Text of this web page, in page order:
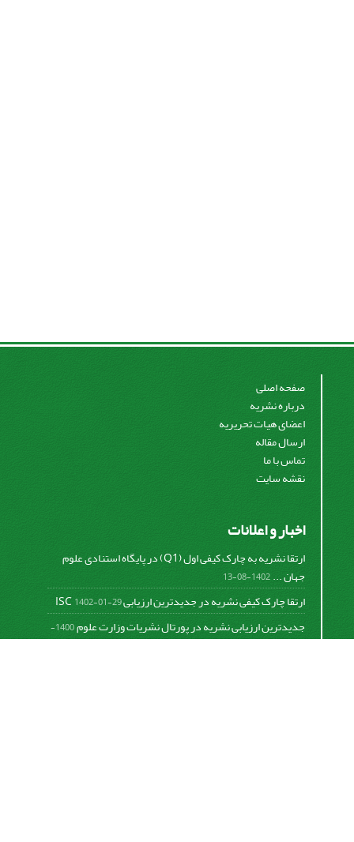
صفحه اصلی
درباره نشریه
اعضای هیات تحریریه
ارسال مقاله
تماس با ما
نقشه سایت
اخبار و اعلانات
ارتقا نشریه به چارک کیفی اول (Q1) در پایگاه استنادی علوم
جهان ...1402-08-13
ارتقا چارک کیفی نشریه در جدیدترین ارزیابی ISC1402-01-29
جدیدترین ارزیابی نشریه در پورتال نشریات وزارت علوم
1400-